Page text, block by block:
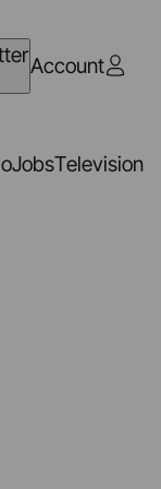
Account
JobsTelevision